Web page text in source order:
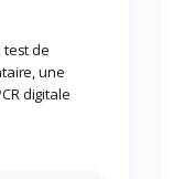
de
une
digitale